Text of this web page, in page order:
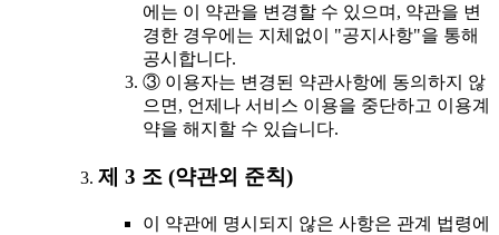
에는 이 약관을 변경할 수 있으며, 약관을 변
경한 경우에는 지체없이 "공지사항"을 통해
공시합니다.
③ 이용자는 변경된 약관사항에 동의하지 않
으면, 언제나 서비스 이용을 중단하고 이용계
약을 해지할 수 있습니다.
제 3 조 (약관외 준칙)
이 약관에 명시되지 않은 사항은 관계 법령에